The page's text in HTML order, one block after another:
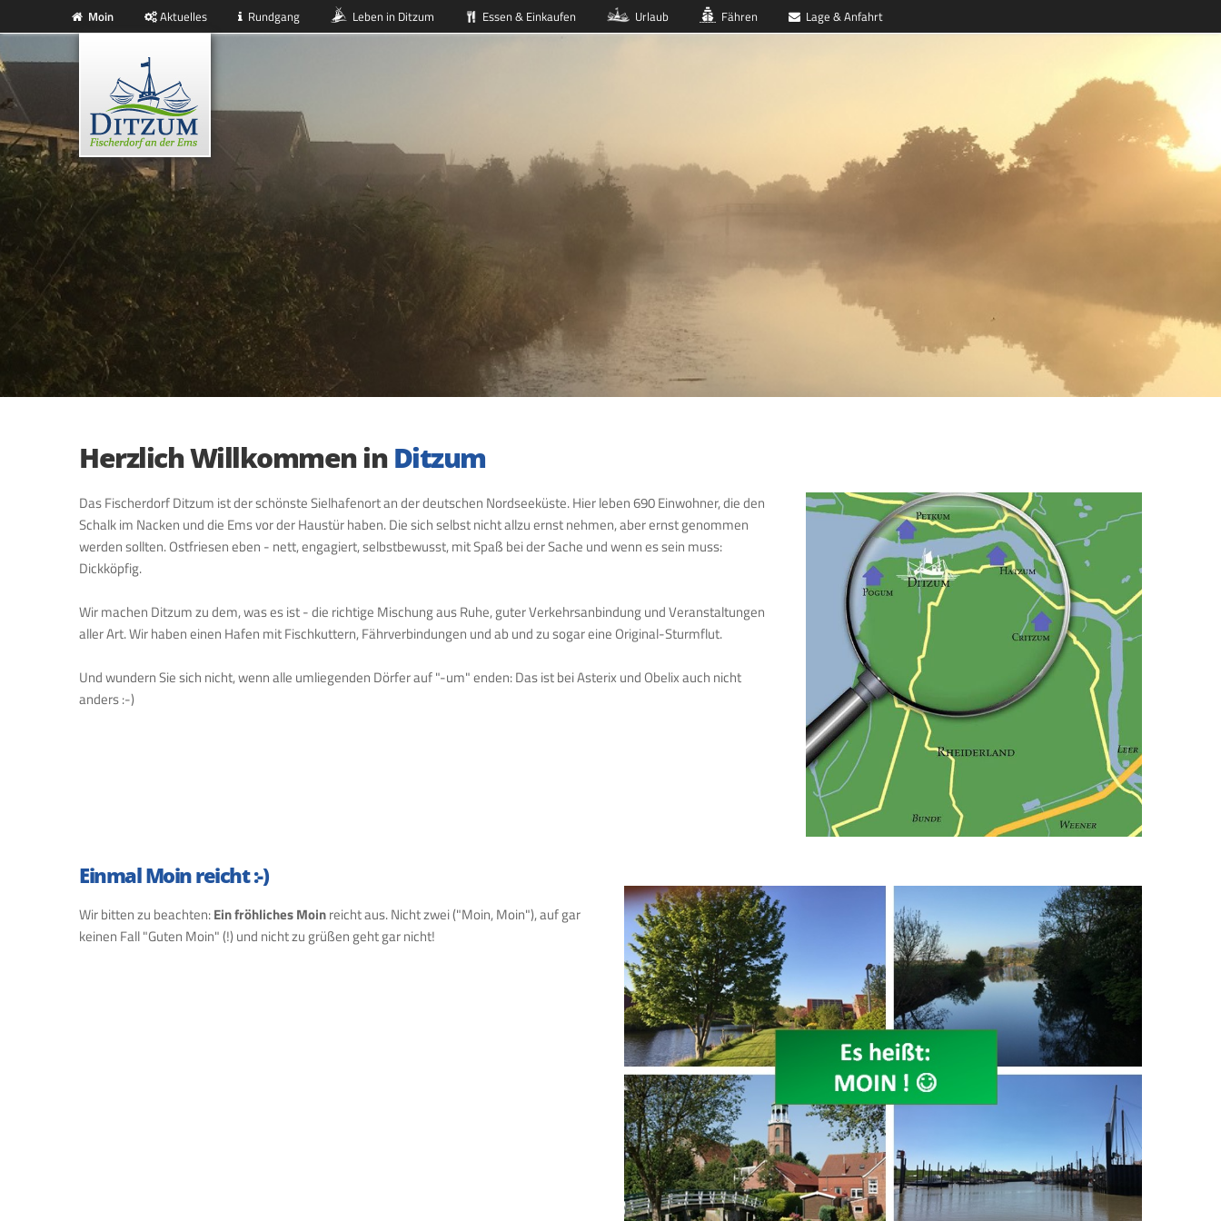
Moin Aktuelles Rundgang Leben in Ditzum Essen & Einkaufen Urlaub Fähren Lage & Anfahrt
Herzlich Willkommen inDitzum
Das Fischerdorf Ditzum ist der schönste Sielhafenort an der deutschen Nordseeküste. Hier leben 690 Einwohner, die den
Schalk im Nacken und die Ems vor der Haustür haben. Die sich selbst nicht allzu ernst nehmen, aber ernst genommen
werden sollten. Ostfriesen eben - nett, engagiert, selbstbewusst, mit Spaß bei der Sache und wenn es sein muss:
Dickköpfig.
Wir machen Ditzum zu dem, was es ist - die richtige Mischung aus Ruhe, guter Verkehrsanbindung und Veranstaltungen
aller Art. Wir haben einen Hafen mit Fischkuttern, Fährverbindungen und ab und zu sogar eine Original-Sturmflut.
Und wundern Sie sich nicht, wenn alle umliegenden Dörfer auf "-um" enden: Das ist bei Asterix und Obelix auch nicht
anders :-)
Einmal Moin reicht :-)
Wir bitten zu beachten:Ein fröhliches Moinreicht aus. Nicht zwei ("Moin, Moin"), auf gar
keinen Fall "Guten Moin" (!) und nicht zu grüßen geht gar nicht!